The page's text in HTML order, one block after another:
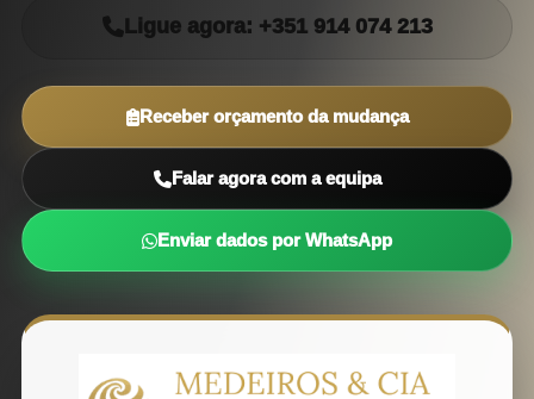
Ligue agora: +351 914 074 213
Receber orçamento da mudança
Falar agora com a equipa
Enviar dados por WhatsApp